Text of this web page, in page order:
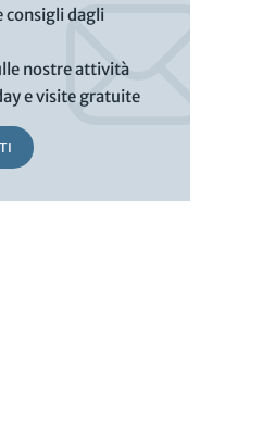
consigli dagli
nostre attività
e visite gratuite